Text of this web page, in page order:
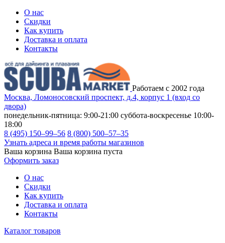
О нас
Скидки
Как купить
Доставка и оплата
Контакты
Работаем с 2002 года
Москва, Ломоносовский проспект, д.4, корпус 1 (вход со
двора)
понедельник-пятница: 9:00-21:00 суббота-воскресенье 10:00-
18:00
8 (495) 150–99–56 8 (800) 500–57–35
Узнать адреса и время работы магазинов
Ваша корзина Ваша корзина пуста
Оформить заказ
О нас
Скидки
Как купить
Доставка и оплата
Контакты
Каталог товаров